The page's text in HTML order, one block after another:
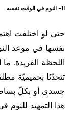
ا1- النوم في الوقت نفسه
حتى لو اختلفت
نفسها في موعد
اللحظة الفريدة.
تتحدّثا بحميميّة
جسدي أو بكلّ بساطة
هذا التمهيد للنوم